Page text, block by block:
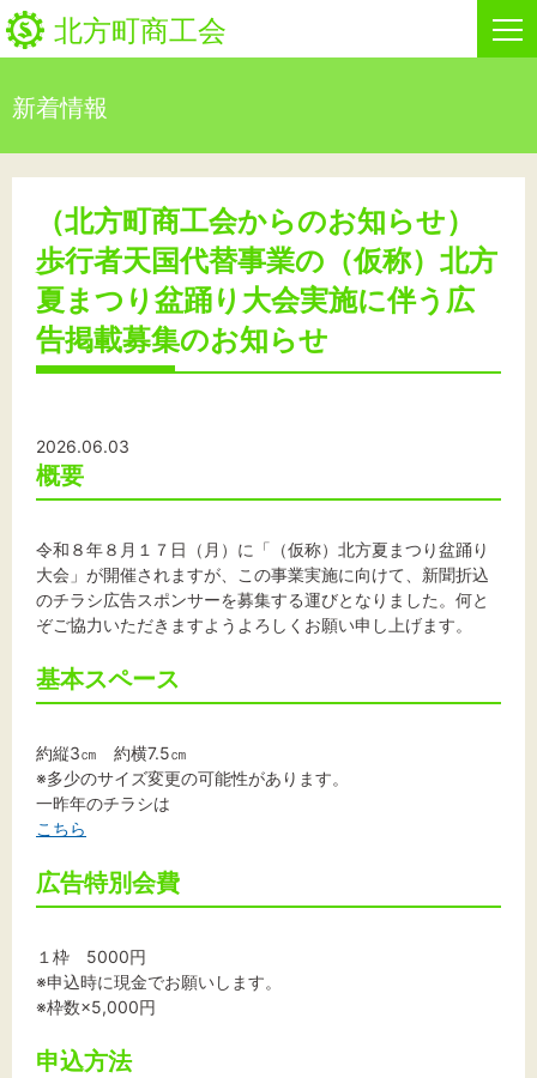
北方町商工会
事業者・創業者の方へ
関係機関の方へ
北方町商工会について
文字サイズ
新着情報
（北方町商工会からのお知らせ）
歩行者天国代替事業の（仮称）北方
夏まつり盆踊り大会実施に伴う広
告掲載募集のお知らせ
2026.06.03
概要
令和８年８月１７日（月）に「（仮称）北方夏まつり盆踊り
大会」が開催されますが、この事業実施に向けて、新聞折込
のチラシ広告スポンサーを募集する運びとなりました。何と
ぞご協力いただきますようよろしくお願い申し上げます。
基本スペース
約縦3㎝ 約横7.5㎝
※多少のサイズ変更の可能性があります。
一昨年のチラシは
こちら
広告特別会費
１枠 5000円
※申込時に現金でお願いします。
※枠数×5,000円
申込方法